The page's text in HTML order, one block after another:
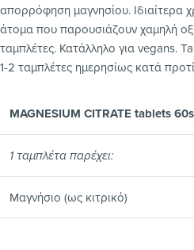
απορρόφηση μαγνησίου. Ιδιαίτερα
άτομα που παρουσιάζουν χαμηλή
ταμπλέτες. Κατάλληλο για vegans.
1-2 ταμπλέτες ημερησίως κατά
MAGNESIUM CITRATE tablets
1 ταμπλέτα παρέχει:
Μαγνήσιο (ως κιτρικό)